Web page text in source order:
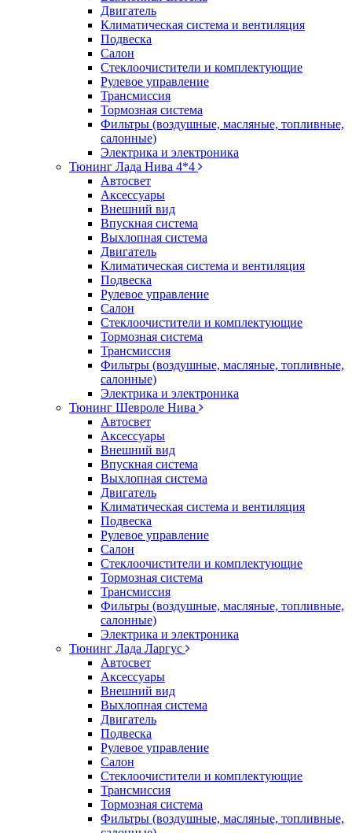
Двигатель
Климатическая система и вентиляция
Подвеска
Салон
Стеклоочистители и комплектующие
Рулевое управление
Трансмиссия
Тормозная система
Фильтры (воздушные, масляные, топливные,
салонные)
Электрика и электроника
Тюнинг Лада Нива 4*4
Автосвет
Аксессуары
Внешний вид
Впускная система
Выхлопная система
Двигатель
Климатическая система и вентиляция
Подвеска
Рулевое управление
Салон
Стеклоочистители и комплектующие
Тормозная система
Трансмиссия
Фильтры (воздушные, масляные, топливные,
салонные)
Электрика и электроника
Тюнинг Шевроле Нива
Автосвет
Аксессуары
Внешний вид
Впускная система
Выхлопная система
Двигатель
Климатическая система и вентиляция
Подвеска
Рулевое управление
Салон
Стеклоочистители и комплектующие
Тормозная система
Трансмиссия
Фильтры (воздушные, масляные, топливные,
салонные)
Электрика и электроника
Тюнинг Лада Ларгус
Автосвет
Аксессуары
Внешний вид
Выхлопная система
Двигатель
Подвеска
Рулевое управление
Салон
Стеклоочистители и комплектующие
Трансмиссия
Тормозная система
Фильтры (воздушные, масляные, топливные,